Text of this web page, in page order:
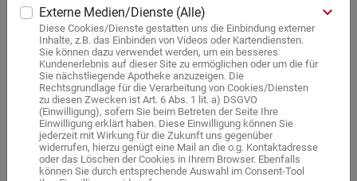
welche diese Homepage verweist, wird keine Haftung bzw.
Verantwortung übernommen.
Wir sind nicht dazu bereit oder verpflichtet, an
Streitbeilegungsverfahren vor
Verbraucherschlichtungsstellen teilzunehmen.
Erstellung der Homepage
parmapharm
Externe Medien/Dienste (Alle) keyboard_arrow_down
Diese Cookies/Dienste gestatten uns die Einbindung externer
Inhalte, z.B. das Einbinden von Videos oder Kartendiensten.
Sie können dazu verwendet werden, um ein besseres
Kundenerlebnis auf dieser Site zu ermöglichen oder um die für
Sie nächstliegende Apotheke anzuzeigen. Die
Rechtsgrundlage für die Verarbeitung von Cookies/Diensten
zu diesen Zwecken ist Art. 6 Abs. 1 lit. a) DSGVO
(Einwilligung), sofern Sie beim Betreten der Seite Ihre
Einwilligung erklärt haben. Diese Einwilligung können Sie
jederzeit mit Wirkung für die Zukunft uns gegenüber
widerrufen, hierzu genügt eine Mail an die o.g. Kontaktadresse
oder das Löschen der Cookies in Ihrem Browser. Ebenfalls
können Sie durch entsprechende Auswahl im Consent-Tool